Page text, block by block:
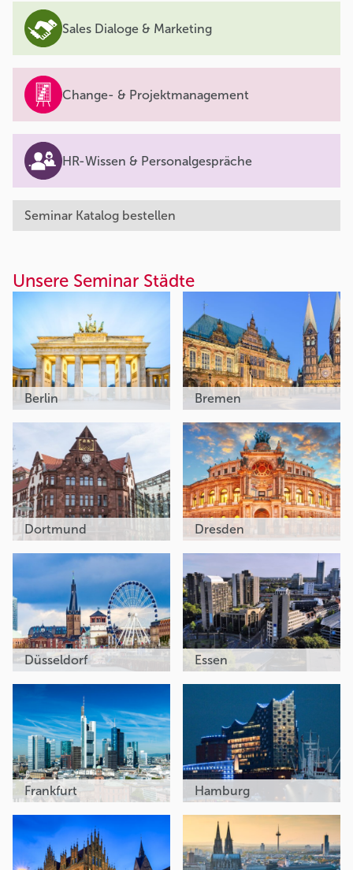
Sales Dialoge & Marketing
Change- & Projektmanagement
HR-Wissen & Personalgespräche
Seminar Katalog bestellen
Unsere Seminar Städte
Berlin Bremen
Dortmund Dresden
Düsseldorf Essen
Frankfurt Hamburg